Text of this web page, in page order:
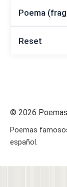
Poema
Reset
© 2026 Poemas
Poemas
español.